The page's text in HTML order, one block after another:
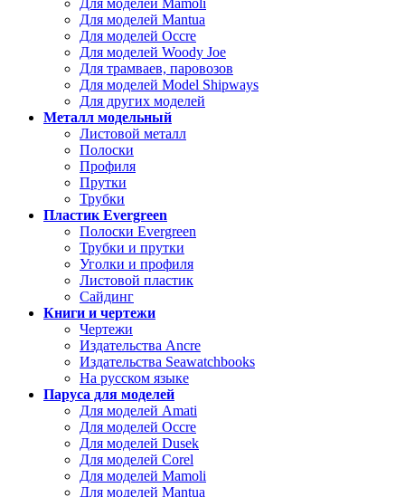
Для моделей Mamoli
Для моделей Mantua
Для моделей Occre
Для моделей Woody Joe
Для трамваев, паровозов
Для моделей Model Shipways
Для других моделей
Металл модельный
Листовой металл
Полоски
Профиля
Прутки
Трубки
Пластик Evergreen
Полоски Evergreen
Трубки и прутки
Уголки и профиля
Листовой пластик
Сайдинг
Книги и чертежи
Чертежи
Издательства Ancre
Издательства Seawatchbooks
На русском языке
Паруса для моделей
Для моделей Amati
Для моделей Occre
Для моделей Dusek
Для моделей Corel
Для моделей Mamoli
Для моделей Mantua